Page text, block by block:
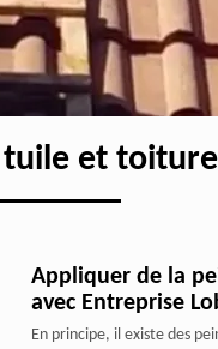
et
Appliquer de la
avec Entreprise
En principe, il existe des